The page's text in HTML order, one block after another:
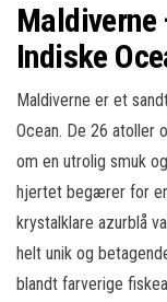
Indiske
Maldiverne er et
Ocean. De 26 atoller
om en utrolig smuk
hjertet begærer for
krystalklare azurblå
helt unik og
blandt farverige